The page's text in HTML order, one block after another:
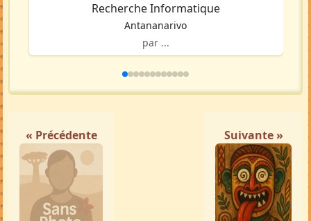
Recherche Informatique
Antananarivo
par ...
« Précédente Suivante »